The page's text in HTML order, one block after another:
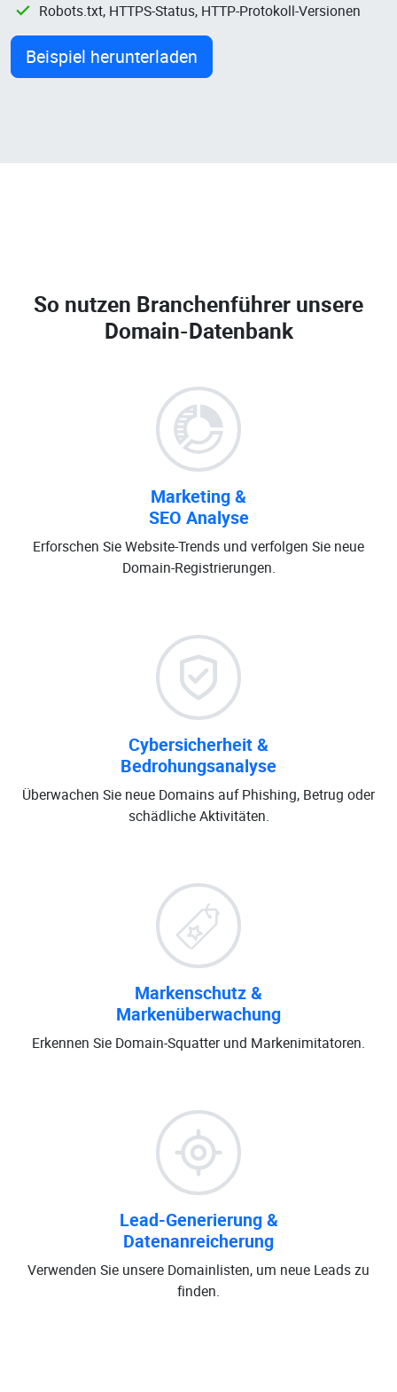
Robots.txt, HTTPS-Status, HTTP-Protokoll-Versionen
Beispiel herunterladen
So nutzen Branchenführer unsere
Domain-Datenbank
Marketing &
SEO Analyse
Erforschen Sie Website-Trends und verfolgen Sie neue
Domain-Registrierungen.
Cybersicherheit &
Bedrohungsanalyse
Überwachen Sie neue Domains auf Phishing, Betrug oder
schädliche Aktivitäten.
Markenschutz &
Markenüberwachung
Erkennen Sie Domain-Squatter und Markenimitatoren.
Lead-Generierung &
Datenanreicherung
Verwenden Sie unsere Domainlisten, um neue Leads zu
finden.